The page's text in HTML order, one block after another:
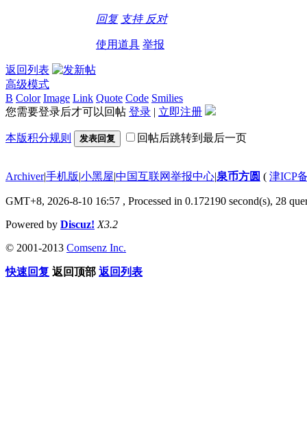
回复 支持 反对
使用道具 举报
返回列表
高级模式
B Color Image Link Quote Code Smilies
您需要登录后才可以回帖 登录 | 立即注册
本版积分规则 发表回复 回帖后跳转到最后一页
Archiver|手机版|小黑屋|中国互联网举报中心|泉币方圆 ( 津ICP
GMT+8, 2026-8-10 16:57 , Processed in 0.172190 second(s), 28
Powered by Discuz! X3.2
© 2001-2013 Comsenz Inc.
快速回复 返回顶部 返回列表